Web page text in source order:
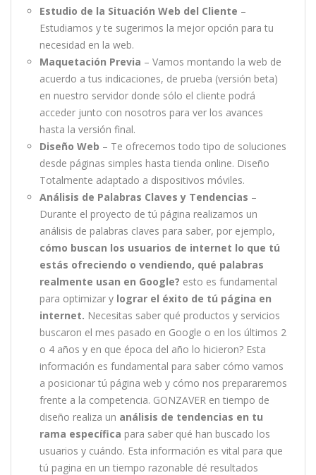
Estudio de la Situación Web del Cliente –
Estudiamos y te sugerimos la mejor opción para tu
necesidad en la web.
Maquetación Previa – Vamos montando la web de
acuerdo a tus indicaciones, de prueba (versión beta)
en nuestro servidor donde sólo el cliente podrá
acceder junto con nosotros para ver los avances
hasta la versión final.
Diseño Web – Te ofrecemos todo tipo de soluciones
desde páginas simples hasta tienda online. Diseño
Totalmente adaptado a dispositivos móviles.
Análisis de Palabras Claves y Tendencias –
Durante el proyecto de tú página realizamos un
análisis de palabras claves para saber, por ejemplo,
cómo buscan los usuarios de internet lo que tú
estás ofreciendo o vendiendo, qué palabras
realmente usan en Google? esto es fundamental
para optimizar y lograr el éxito de tú página en
internet. Necesitas saber qué productos y servicios
buscaron el mes pasado en Google o en los últimos 2
o 4 años y en que época del año lo hicieron? Esta
información es fundamental para saber cómo vamos
a posicionar tú página web y cómo nos prepararemos
frente a la competencia. GONZAVER en tiempo de
diseño realiza un análisis de tendencias en tu
rama específica para saber qué han buscado los
usuarios y cuándo. Esta información es vital para que
tú pagina en un tiempo razonable dé resultados